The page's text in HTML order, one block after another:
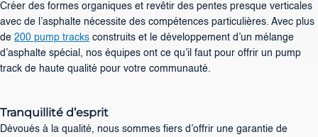
Créer des formes organiques et revêtir des pentes presque verticales
avec de l’asphalte nécessite des compétences particulières. Avec plus
de 200 pump tracks construits et le développement d’un mélange
d’asphalte spécial, nos équipes ont ce qu’il faut pour offrir un pump
track de haute qualité pour votre communauté.
Tranquillité d’esprit
Dévoués à la qualité, nous sommes fiers d’offrir une garantie de